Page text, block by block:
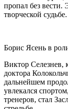
пропал без вести.
творческой судьбе.
Борис Ясень в
Виктор Селезнев,
доктора
дальнейшем
увлекался
тренеров, стал